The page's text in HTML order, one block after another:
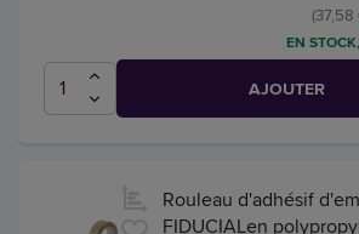
EN
AJOUTER
Rouleau d'adhésif
FIDUCIALen